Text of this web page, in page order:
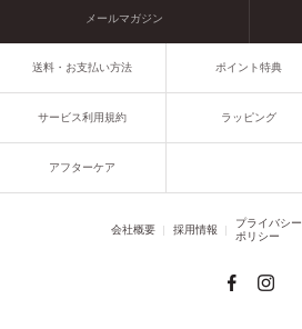
メールマガジン
送料・お支払い方法 ポイント特典
サービス利用規約 ラッピング
アフターケア
会社概要 採用情報
プライバシー
ポリシー